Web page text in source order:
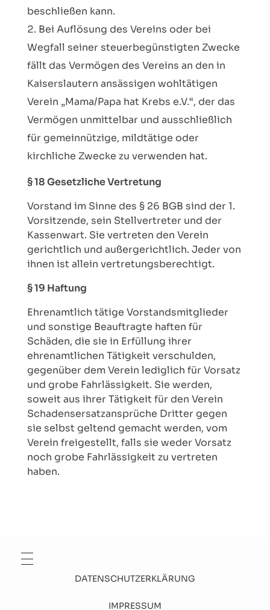
beschließen kann.
Bei Auflösung des Vereins oder bei
Wegfall seiner steuerbegünstigten Zwecke
fällt das Vermögen des Vereins an den in
Kaiserslautern ansässigen wohltätigen
Verein „Mama/Papa hat Krebs e.V.“, der das
Vermögen unmittelbar und ausschließlich
für gemeinnützige, mildtätige oder
kirchliche Zwecke zu verwenden hat.
§ 18 Gesetzliche Vertretung
Vorstand im Sinne des § 26 BGB sind der 1.
Vorsitzende, sein Stellvertreter und der
Kassenwart. Sie vertreten den Verein
gerichtlich und außergerichtlich. Jeder von
ihnen ist allein vertretungsberechtigt.
§ 19 Haftung
Ehrenamtlich tätige Vorstandsmitglieder
und sonstige Beauftragte haften für
Schäden, die sie in Erfüllung ihrer
ehrenamtlichen Tätigkeit verschulden,
gegenüber dem Verein lediglich für Vorsatz
und grobe Fahrlässigkeit. Sie werden,
soweit aus ihrer Tätigkeit für den Verein
Schadensersatzansprüche Dritter gegen
sie selbst geltend gemacht werden, vom
Verein freigestellt, falls sie weder Vorsatz
noch grobe Fahrlässigkeit zu vertreten
haben.
DATENSCHUTZERKLÄRUNG
IMPRESSUM